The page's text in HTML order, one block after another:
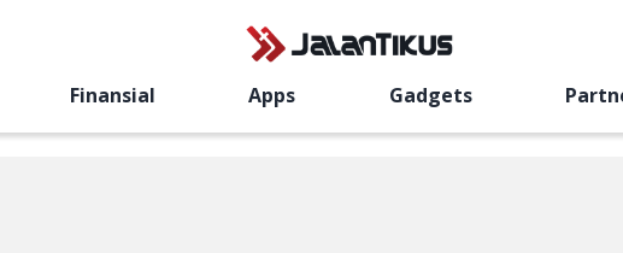
Finansial Apps Gadgets